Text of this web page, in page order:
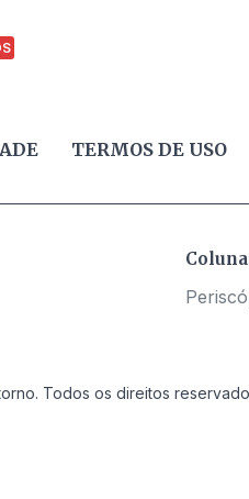
TERMOS DE USO
Todos os direitos